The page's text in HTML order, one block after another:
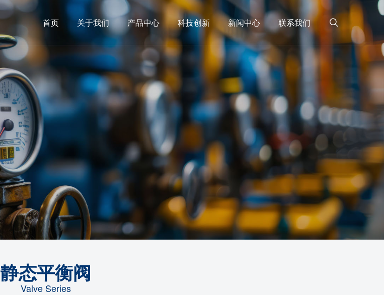
首页 关于我们 产品中心 科技创新 新闻中心 联系我们
静态平衡阀
Valve Series